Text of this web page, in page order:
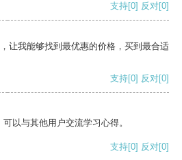
支持[0] 反对[0]
让我能够找到最优惠的价格，买到最合适
支持[0] 反对[0]
以与其他用户交流学习心得。
支持[0] 反对[0]